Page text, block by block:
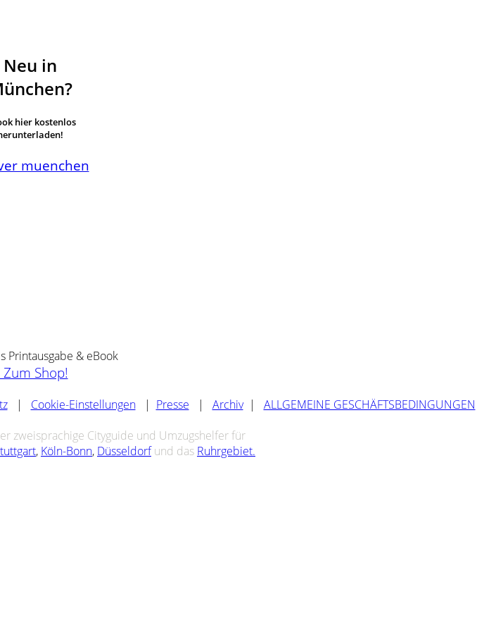
Neu in
hier kostenlos
Printausgabe & eBook
Zum Shop!
| Cookie-Einstellungen | Presse | Archiv | ALLGEMEINE GESCHÄFTSBEDINGUNGEN
zweisprachige Cityguide und Umzugshelfer für
, Köln-Bonn, Düsseldorf und das Ruhrgebiet.